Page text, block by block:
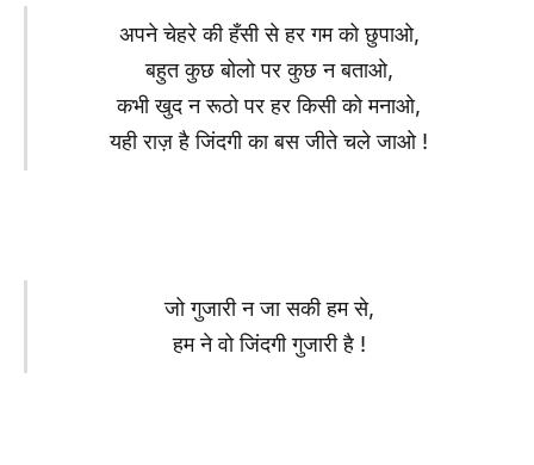
अपने चेहरे की हँसी से हर गम को छुपाओ,
बहुत कुछ बोलो पर कुछ न बताओ,
कभी खुद न रूठो पर हर किसी को मनाओ,
यही राज़ है जिंदगी का बस जीते चले जाओ !
जो गुजारी न जा सकी हम से,
हम ने वो जिंदगी गुजारी है !